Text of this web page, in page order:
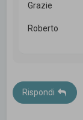
Grazie
Roberto
Rispondi